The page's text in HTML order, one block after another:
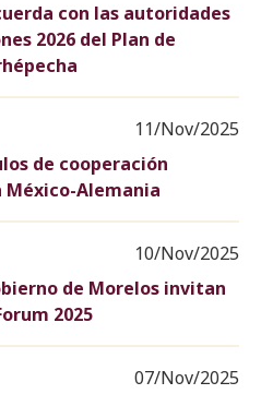
con las autoridades
2026 del Plan de
11/Nov/2025
de cooperación
Alemania
10/Nov/2025
de Morelos invitan
2025
07/Nov/2025